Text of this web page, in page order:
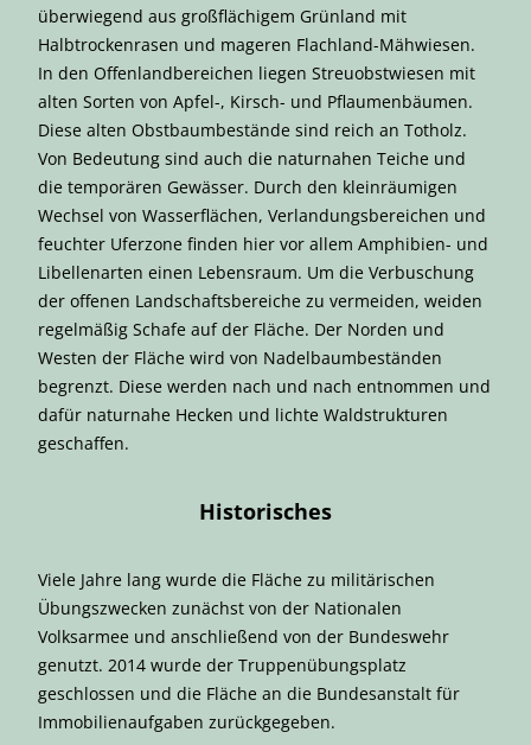
überwiegend aus großflächigem Grünland mit
Halbtrockenrasen und mageren Flachland-Mähwiesen.
In den Offenlandbereichen liegen Streuobstwiesen mit
alten Sorten von Apfel-, Kirsch- und Pflaumenbäumen.
Diese alten Obstbaumbestände sind reich an Totholz.
Von Bedeutung sind auch die naturnahen Teiche und
die temporären Gewässer. Durch den kleinräumigen
Wechsel von Wasserflächen, Verlandungsbereichen und
feuchter Uferzone finden hier vor allem Amphibien- und
Libellenarten einen Lebensraum. Um die Verbuschung
der offenen Landschaftsbereiche zu vermeiden, weiden
regelmäßig Schafe auf der Fläche. Der Norden und
Westen der Fläche wird von Nadelbaumbeständen
begrenzt. Diese werden nach und nach entnommen und
dafür naturnahe Hecken und lichte Waldstrukturen
geschaffen.
Historisches
Viele Jahre lang wurde die Fläche zu militärischen
Übungszwecken zunächst von der Nationalen
Volksarmee und anschließend von der Bundeswehr
genutzt. 2014 wurde der Truppenübungsplatz
geschlossen und die Fläche an die Bundesanstalt für
Immobilienaufgaben zurückgegeben.